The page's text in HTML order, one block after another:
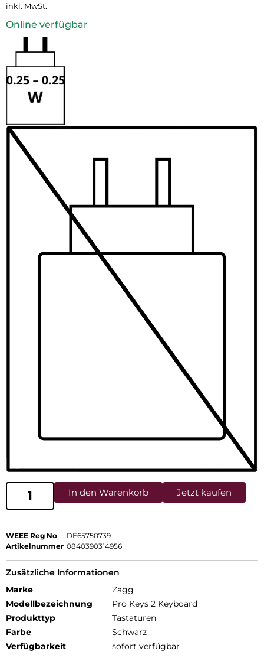
inkl. MwSt.
Online verfügbar
In den Warenkorb Jetzt kaufen
WEEE Reg No
DE65750739
Artikelnummer 0840390314956
Zusätzliche Informationen
Marke
Zagg
Modellbezeichnung
Pro Keys 2 Keyboard
Produkttyp
Tastaturen
Farbe
Schwarz
Verfügbarkeit
sofort verfügbar